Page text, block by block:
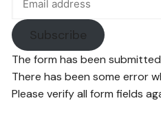
Subscribe
The form has been
There has been some error
Please verify all form fields